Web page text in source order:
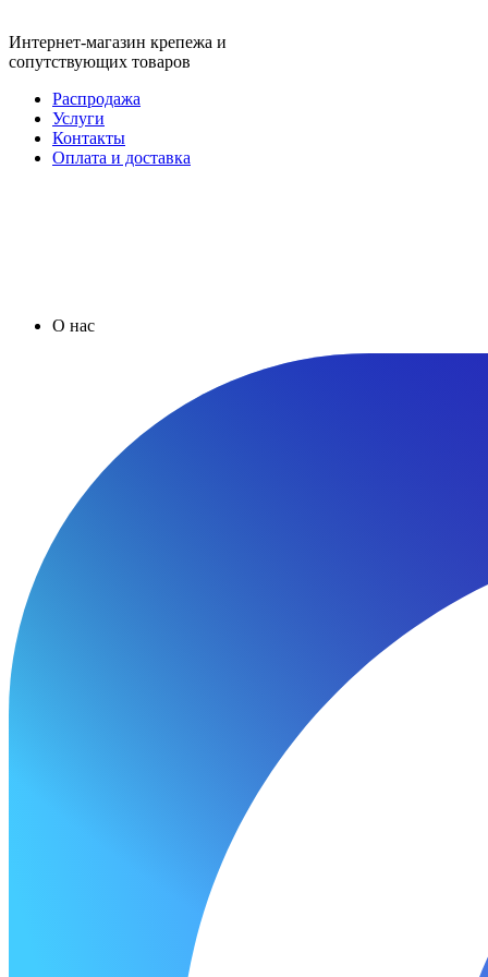
Интернет-магазин крепежа и
сопутствующих товаров
Распродажа
Услуги
Контакты
Оплата и доставка
О нас